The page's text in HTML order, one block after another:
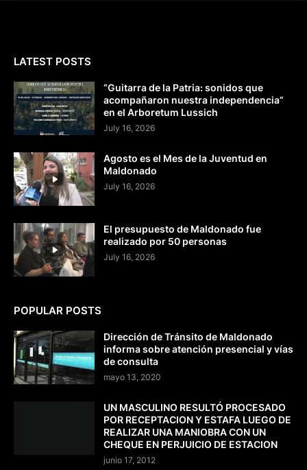
LATEST POSTS
“Guitarra de la Patria: sonidos que
acompañaron nuestra independencia”
en el Arboretum Lussich
July 16, 2026
Agosto es el Mes de la Juventud en
Maldonado
July 16, 2026
El presupuesto de Maldonado fue
realizado por 50 personas
July 16, 2026
POPULAR POSTS
Dirección de Tránsito de Maldonado
informa sobre atención presencial y vías
de consulta
mayo 13, 2020
UN MASCULINO RESULTÓ PROCESADO
POR RECEPTACION Y ESTAFA LUEGO DE
REALIZAR UNA MANIOBRA CON UN
CHEQUE EN PERJUICIO DE ESTACION
junio 17, 2012